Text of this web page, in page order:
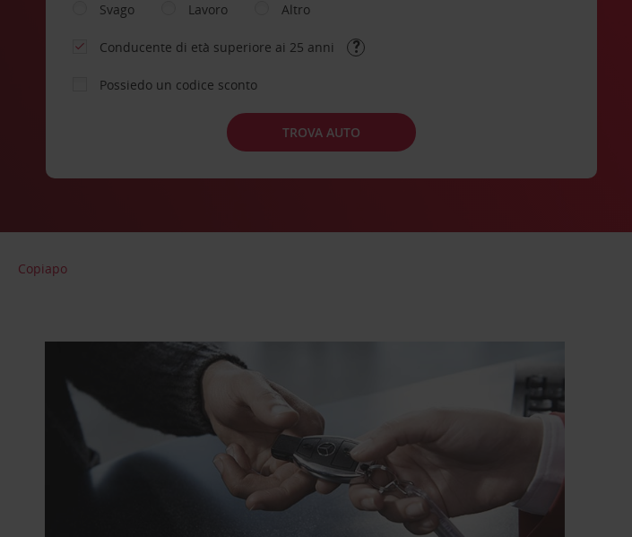
Svago
Lavoro Altro
Conducente di età superiore ai 25 anni
Possiedo un codice sconto
TROVA AUTO
Copiapo